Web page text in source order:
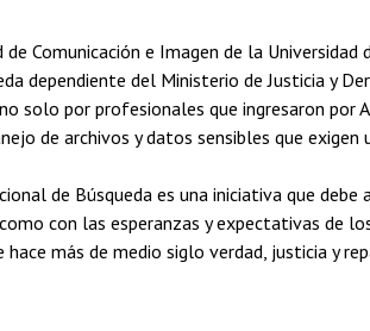
Comunicación e Imagen de la
dependiente del Ministerio de Justicia y
solo por profesionales que ingresaron por
de archivos y datos sensibles que
de Búsqueda es una iniciativa que
con las esperanzas y expectativas de
hace más de medio siglo verdad, justicia y